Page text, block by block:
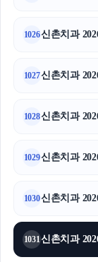
1026신촌치과
1027신촌치과
1028신촌치과
1029신촌치과
1030신촌치과
1031신촌치과